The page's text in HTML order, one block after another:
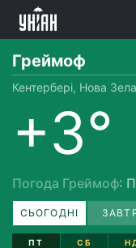
Греймоф
Кентербері, Нова
+3°
Погода Греймоф:
СЬОГОДНІ
ПТ
СБ